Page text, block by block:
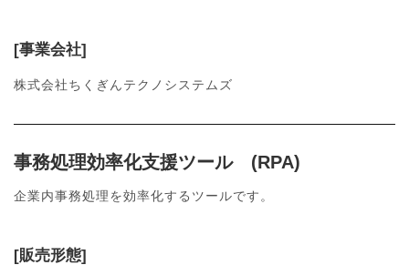
[事業会社]
株式会社ちくぎんテクノシステムズ
事務処理効率化支援ツール (RPA)
企業内事務処理を効率化するツールです。
[販売形態]